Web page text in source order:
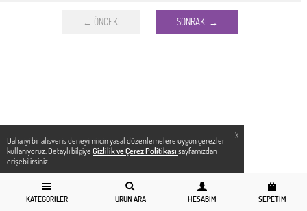
X
Daha iyi bir alisveris deneyimi icin yasal düzenlemelere uygun çerezler
kullanıyoruz. Detaylı bilgiye Gizlilik ve Çerez Politikası sayfamızdan
erişebilirsiniz.
KATEGORILER ÜRÜN ARA HESABIM SEPETIM
← ÖNCEKI SONRAKI →